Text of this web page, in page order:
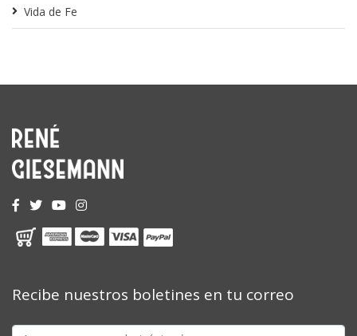
Vida de Fe
Recibe nuestros boletines en tu correo